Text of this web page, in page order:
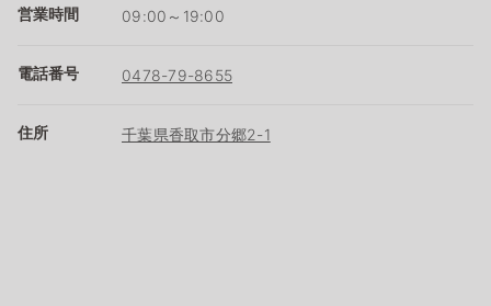
営業時間 09:00～19:00
電話番号 0478-79-8655
住所 千葉県香取市分郷2-1